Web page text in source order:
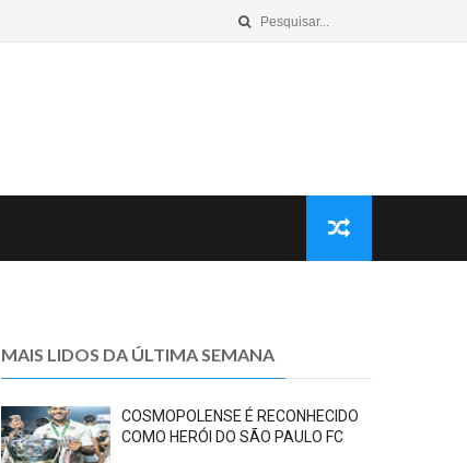
MAIS LIDOS DA ÚLTIMA SEMANA
COSMOPOLENSE É RECONHECIDO
COMO HERÓI DO SÃO PAULO FC